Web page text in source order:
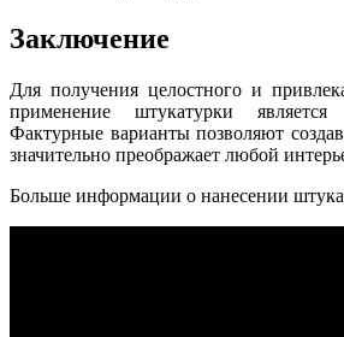
Заключение
Для получения целостного и
применение штукатурки
Фактурные варианты позволяют
значительно преображает любой
Больше информации о нанесении